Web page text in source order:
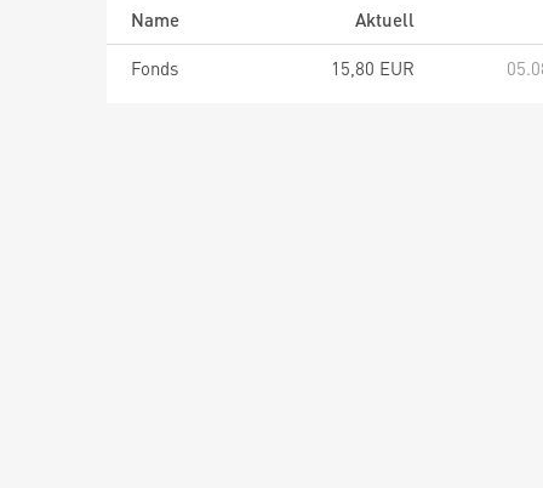
Name
Aktuell
Fonds
15,80 EUR